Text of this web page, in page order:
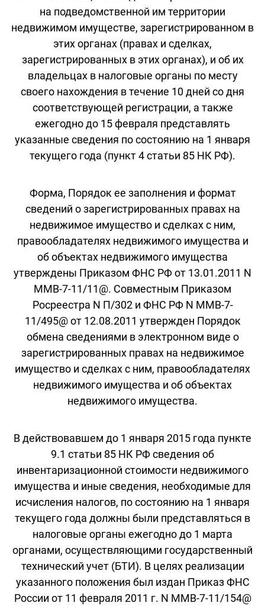
на подведомственной им территории
недвижимом имуществе, зарегистрированном в
этих органах (правах и сделках,
зарегистрированных в этих органах), и об их
владельцах в налоговые органы по месту
своего нахождения в течение 10 дней со дня
соответствующей регистрации, а также
ежегодно до 15 февраля представлять
указанные сведения по состоянию на 1 января
текущего года (пункт 4 статьи 85 НК РФ).
Форма, Порядок ее заполнения и формат
сведений о зарегистрированных правах на
недвижимое имущество и сделках с ним,
правообладателях недвижимого имущества и
об объектах недвижимого имущества
утверждены Приказом ФНС РФ от 13.01.2011 N
ММВ-7-11/11@. Совместным Приказом
Росреестра N П/302 и ФНС РФ N ММВ-7-
11/495@ от 12.08.2011 утвержден Порядок
обмена сведениями в электронном виде о
зарегистрированных правах на недвижимое
имущество и сделках с ним, правообладателях
недвижимого имущества и об объектах
недвижимого имущества.
В действовавшем до 1 января 2015 года пункте
9.1 статьи 85 НК РФ сведения об
инвентаризационной стоимости недвижимого
имущества и иные сведения, необходимые для
исчисления налогов, по состоянию на 1 января
текущего года должны были представляться в
налоговые органы ежегодно до 1 марта
органами, осуществляющими государственный
технический учет (БТИ). В целях реализации
указанного положения был издан Приказ ФНС
России от 11 февраля 2011 г. N ММВ-7-11/154@